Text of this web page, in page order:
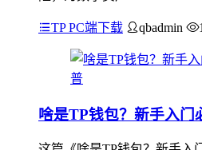
TP PC端下载 qbadmin
啥是TP钱包？新手入门